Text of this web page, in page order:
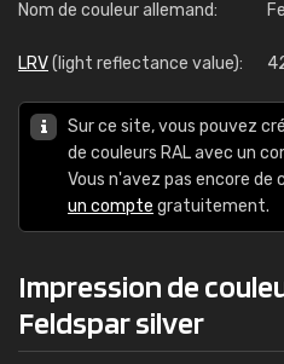
Nom de couleur allemand:
LRV(light reflectance value):
Sur ce site, vous pouvez
de couleurs RAL avec un
Vous n'avez pas encore de
un compte gratuitement.
Impression de
Feldspar silver